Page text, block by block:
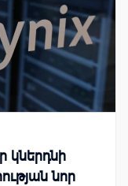
կներդնի
նոր